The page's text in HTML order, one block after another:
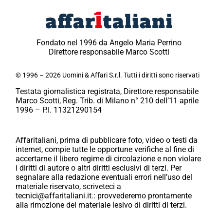
Fondato nel 1996 da Angelo Maria Perrino
Direttore responsabile Marco Scotti
© 1996 – 2026 Uomini & Affari S.r.l. Tutti i diritti sono riservati
Testata giornalistica registrata, Direttore responsabile
Marco Scotti, Reg. Trib. di Milano n° 210 dell’11 aprile
1996 – P.I. 11321290154
Affaritaliani, prima di pubblicare foto, video o testi da
internet, compie tutte le opportune verifiche al fine di
accertarne il libero regime di circolazione e non violare
i diritti di autore o altri diritti esclusivi di terzi. Per
segnalare alla redazione eventuali errori nell’uso del
materiale riservato, scriveteci a
tecnici@affaritaliani.it.: provvederemo prontamente
alla rimozione del materiale lesivo di diritti di terzi.